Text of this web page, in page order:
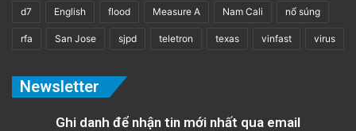
d7 English flood Measure A Nam Cali nổ súng
rfa San Jose sjpd teletron texas vinfast virus
Newsletter
Ghi danh để nhận tin mới nhất qua email